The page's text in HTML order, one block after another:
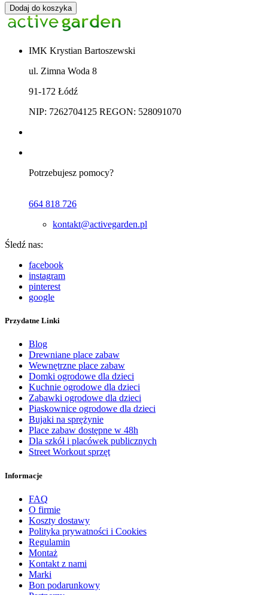
Dodaj do koszyka
IMK Krystian Bartoszewski
ul. Zimna Woda 8
91-172 Łódź
NIP: 7262704125 REGON: 528091070
Potrzebujesz pomocy?
664 818 726
kontakt@activegarden.pl
Śledź nas:
facebook
instagram
pinterest
google
Przydatne Linki
Blog
Drewniane place zabaw
Wewnętrzne place zabaw
Domki ogrodowe dla dzieci
Kuchnie ogrodowe dla dzieci
Zabawki ogrodowe dla dzieci
Piaskownice ogrodowe dla dzieci
Bujaki na sprężynie
Place zabaw dostępne w 48h
Dla szkół i placówek publicznych
Street Workout sprzęt
Informacje
FAQ
O firmie
Koszty dostawy
Polityka prywatności i Cookies
Regulamin
Montaż
Kontakt z nami
Marki
Bon podarunkowy